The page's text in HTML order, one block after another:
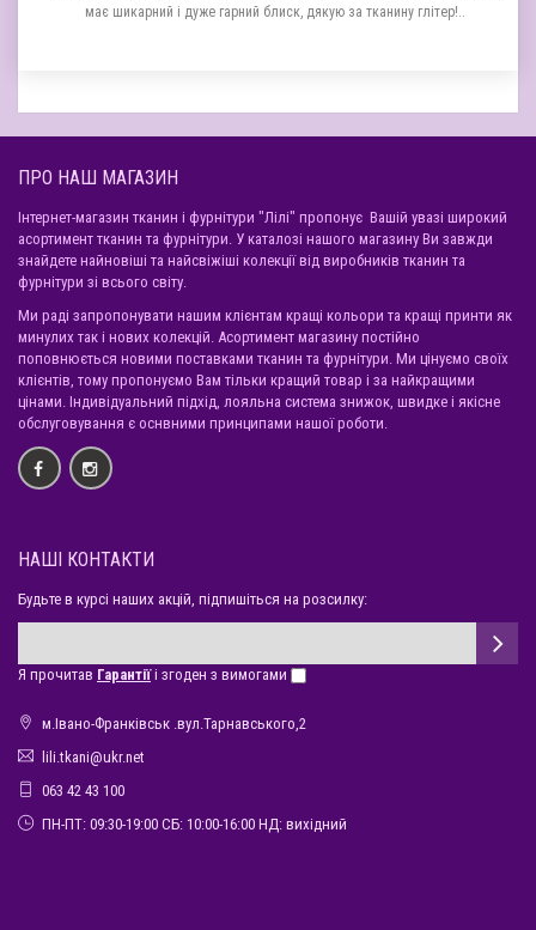
має шикарний і дуже гарний блиск, дякую за тканину глітер!..
ПРО НАШ МАГАЗИН
Інтернет-магазин тканин і фурнітури "Лілі" пропонує Вашій увазі широкий
асортимент тканин та фурнітури. У каталозі нашого магазину Ви завжди
знайдете найновіші та найсвіжіші колекції від виробників тканин та
фурнітури зі всього світу.
Ми раді запропонувати нашим клієнтам кращі кольори та кращі принти як
минулих так і нових колекцій. Асортимент магазину постійно
поповнюється новими поставками тканин та фурнітури. Ми цінуємо своїх
клієнтів, тому пропонуємо Вам тільки кращий товар і за найкращими
цінами. Індивідуальний підхід, лояльна система знижок, швидке і якісне
обслуговування є оснвними принципами нашої роботи.
НАШІ КОНТАКТИ
Будьте в курсі наших акцій, підпишіться на розсилку:
Я прочитав Гарантіїі згоден з вимогами
м.Івано-Франківськ .вул.Тарнавського,2
lili.tkani@ukr.net
063 42 43 100
ПН-ПТ: 09:30-19:00 СБ: 10:00-16:00 НД: вихідний